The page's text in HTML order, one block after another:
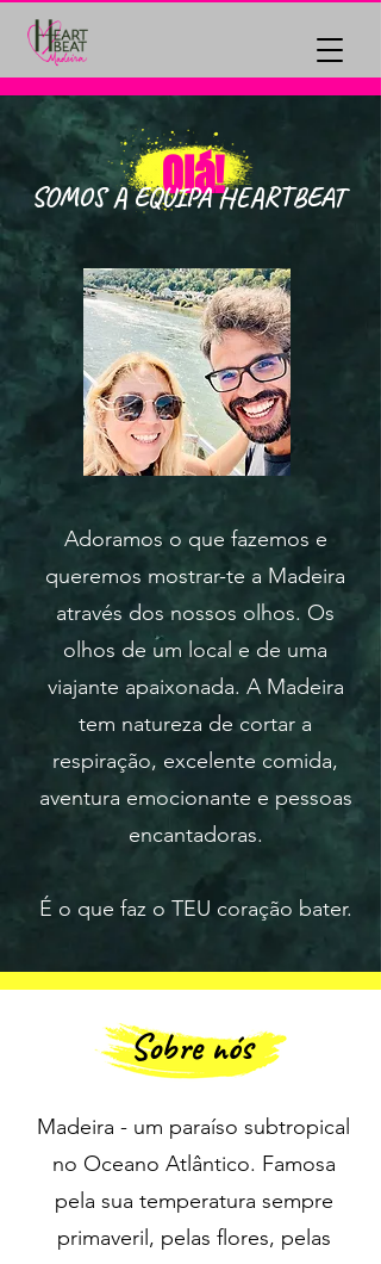
Olá!
SOMOS A EQUIPA HEARTBEAT
Adoramos o que fazemos e
queremos mostrar-te a Madeira
através dos nossos olhos. Os
olhos de um local e de uma
viajante apaixonada. A Madeira
tem natureza de cortar a
respiração, excelente comida,
aventura emocionante e pessoas
encantadoras.
É o que faz o TEU coração bater.
Sobre nós
Madeira - um paraíso subtropical
no Oceano Atlântico. Famosa
pela sua temperatura sempre
primaveril, pelas flores, pelas